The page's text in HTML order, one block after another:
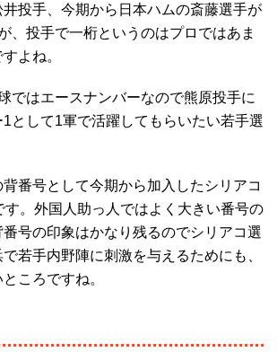
投手、今期から日本ハムの斎藤選手が
、投手で一桁というのはプロではあま
よね。
ではエースナンバーなので熊原投手に
1として1軍で活躍してもらいたい若手選
番号として今期から加入したシリアコ
す。外国人助っ人ではよく大きい番号の
号の印象はかなり残るのでシリアコ選
若手内野陣に刺激を与えるためにも、
ころですね。